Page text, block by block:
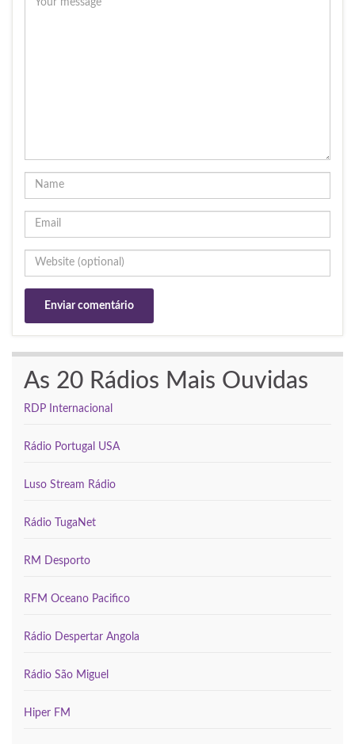
As 20 Rádios Mais Ouvidas
RDP Internacional
Rádio Portugal USA
Luso Stream Rádio
Rádio TugaNet
RM Desporto
RFM Oceano Pacifico
Rádio Despertar Angola
Rádio São Miguel
Hiper FM